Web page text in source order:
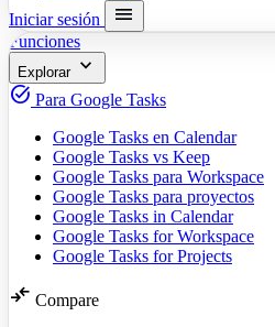
Iniciar sesión
menu
Funciones
Explorar expand_more
task_alt Para Google Tasks
Google Tasks en Calendar
Google Tasks vs Keep
Google Tasks para Workspace
Google Tasks para proyectos
Google Tasks in Calendar
Google Tasks for Workspace
Google Tasks for Projects
compare_arrows Compare